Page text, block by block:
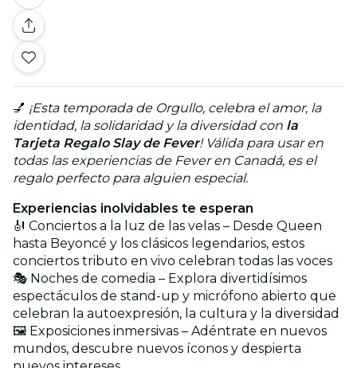
💅 ¡Esta temporada de Orgullo, celebra el amor, la
identidad, la solidaridad y la diversidad con la
Tarjeta Regalo Slay de Fever! Válida para usar en
todas las experiencias de Fever en Canadá, es el
regalo perfecto para alguien especial.
Experiencias inolvidables te esperan
🎻 Conciertos a la luz de las velas – Desde Queen
hasta Beyoncé y los clásicos legendarios, estos
conciertos tributo en vivo celebran todas las voces
🎭 Noches de comedia – Explora divertidísimos
espectáculos de stand-up y micrófono abierto que
celebran la autoexpresión, la cultura y la diversidad
🖼️ Exposiciones inmersivas – Adéntrate en nuevos
mundos, descubre nuevos íconos y despierta